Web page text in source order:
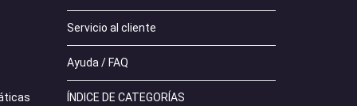
Servicio al cliente
Ayuda / FAQ
ÍNDICE DE CATEGORÍAS